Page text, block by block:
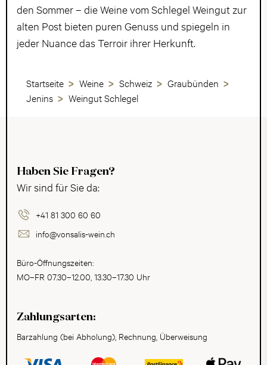
den Sommer – die Weine vom Schlegel Weingut zur
alten Post bieten puren Genuss und spiegeln in
jeder Nuance das Terroir ihrer Herkunft.
Startseite Weine Schweiz
Graubünden
Jenins
Weingut Schlegel
Haben Sie Fragen?
Wir sind für Sie da:
+41 81 300 60 60
info@vonsalis-wein.ch
Büro-Öffnungszeiten:
MO–FR 07.30–12.00, 13.30–17.30 Uhr
Zahlungsarten:
Barzahlung (bei Abholung), Rechnung, Überweisung